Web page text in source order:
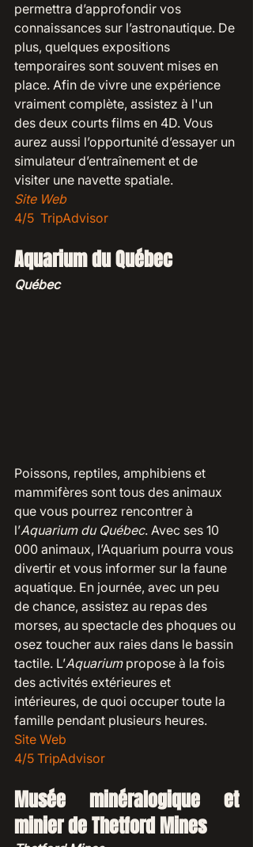
permettra d’approfondir vos
connaissances sur l’astronautique. De
plus, quelques expositions
temporaires sont souvent mises en
place. Afin de vivre une expérience
vraiment complète, assistez à l'un
des deux courts films en 4D. Vous
aurez aussi l’opportunité d’essayer un
simulateur d’entraînement et de
visiter une navette spatiale.
Site Web
4/5  TripAdvisor
Aquarium du Québec
Québec
Poissons, reptiles, amphibiens et
mammifères sont tous des animaux
que vous pourrez rencontrer à
l’Aquarium du Québec. Avec ses 10
000 animaux, l’Aquarium pourra vous
divertir et vous informer sur la faune
aquatique. En journée, avec un peu
de chance, assistez au repas des
morses, au spectacle des phoques ou
osez toucher aux raies dans le bassin
tactile. L’Aquarium propose à la fois
des activités extérieures et
intérieures, de quoi occuper toute la
famille pendant plusieurs heures.
Site Web
4/5 TripAdvisor
Musée minéralogique et
minier de Thetford Mines